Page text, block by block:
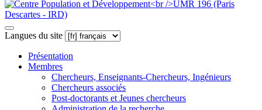
Langues du site
Présentation
Membres
Chercheurs, Enseignants-Chercheurs, Ingénieurs
Chercheurs associés
Post-doctorants et Jeunes chercheurs